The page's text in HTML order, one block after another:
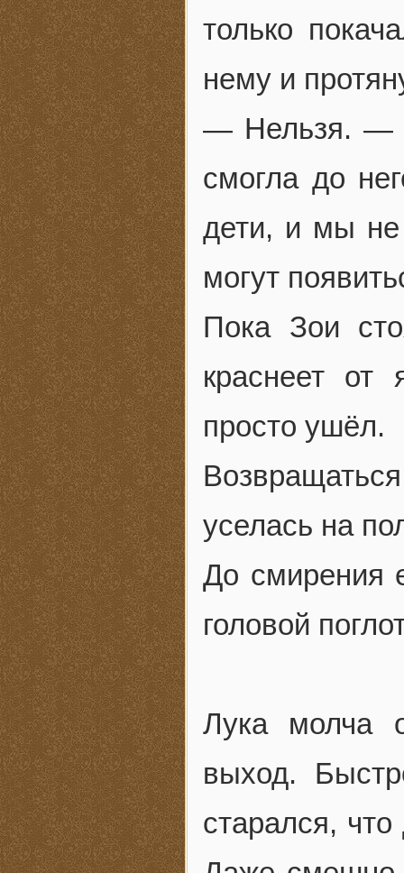
только
нему и
— Нельзя. —
смогла до
дети, и мы не
могут
Пока Зои
краснеет
просто ушёл.
уселась на
До смирения
головой
Лука молча
выход.
старался,